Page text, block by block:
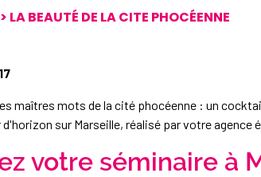
> LA BEAUTÉ DE LA CITE PHOCÉENNE
maîtres mots de la cité phocéenne : un
sur Marseille, réalisé par votre agence
votre séminaire à